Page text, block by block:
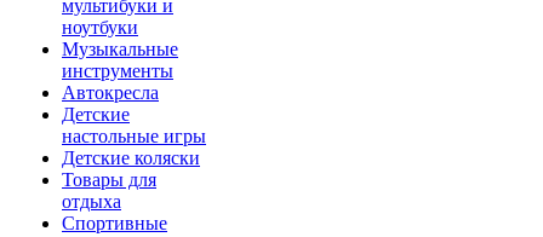
мультибуки и
ноутбуки
Музыкальные
инструменты
Автокресла
Детские
настольные игры
Детские коляски
Товары для
отдыха
Спортивные